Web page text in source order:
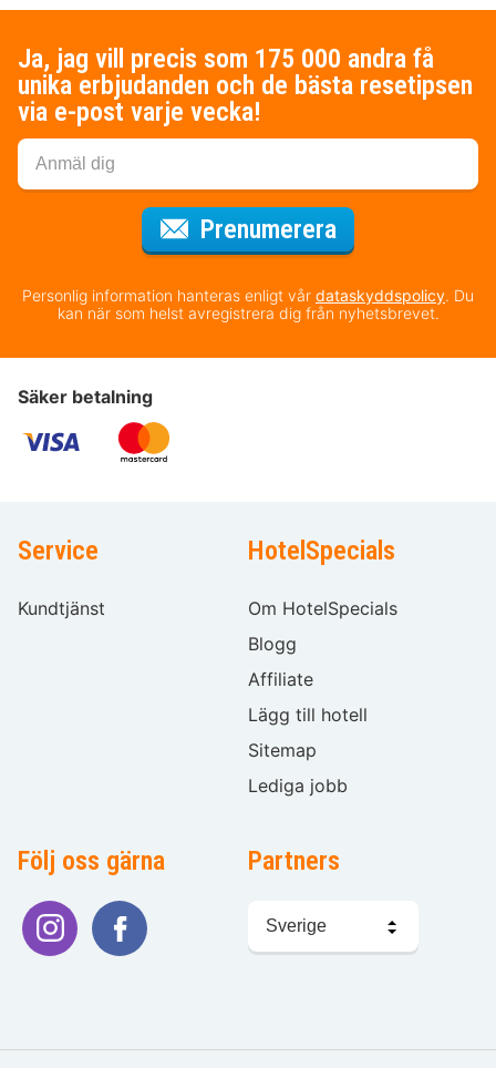
Ja, jag vill precis som 175 000 andra få
unika erbjudanden och de bästa resetipsen
via e-post varje vecka!
Prenumerera
Personlig information hanteras enligt vår dataskyddspolicy. Du
kan när som helst avregistrera dig från nyhetsbrevet.
Säker betalning
Service
Kundtjänst
HotelSpecials
Om HotelSpecials
Blogg
Affiliate
Lägg till hotell
Sitemap
Lediga jobb
Följ oss gärna Partners
språk